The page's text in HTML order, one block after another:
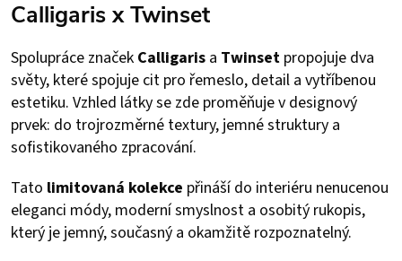
Calligaris x Twinset
Spolupráce značek Calligaris a Twinset propojuje dva
světy, které spojuje cit pro řemeslo, detail a vytříbenou
estetiku. Vzhled látky se zde proměňuje v designový
prvek: do trojrozměrné textury, jemné struktury a
sofistikovaného zpracování.
Tato limitovaná kolekce přináší do interiéru nenucenou
eleganci módy, moderní smyslnost a osobitý rukopis,
který je jemný, současný a okamžitě rozpoznatelný.